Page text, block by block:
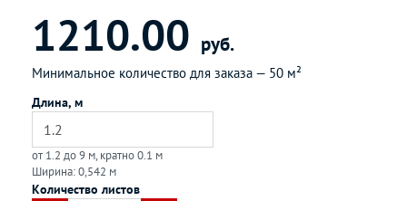
1210.00 руб.
Минимальное количество для заказа — 50 м²
Длина, м
от 1.2 до 9 м, кратно 0.1 м
Ширина: 0,542 м
Количество листов